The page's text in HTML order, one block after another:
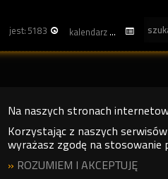
jest: 5183 kalendarz
Na naszych stronach
Korzystając z naszych
wyrażasz zgodę na stosowanie
» ROZUMIEM I AKCEPTUJĘ